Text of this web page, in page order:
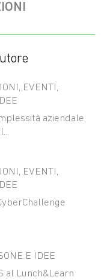
, EVENTI ,
aziendale
, EVENTI ,
E IDEE
al Lunch&Learn